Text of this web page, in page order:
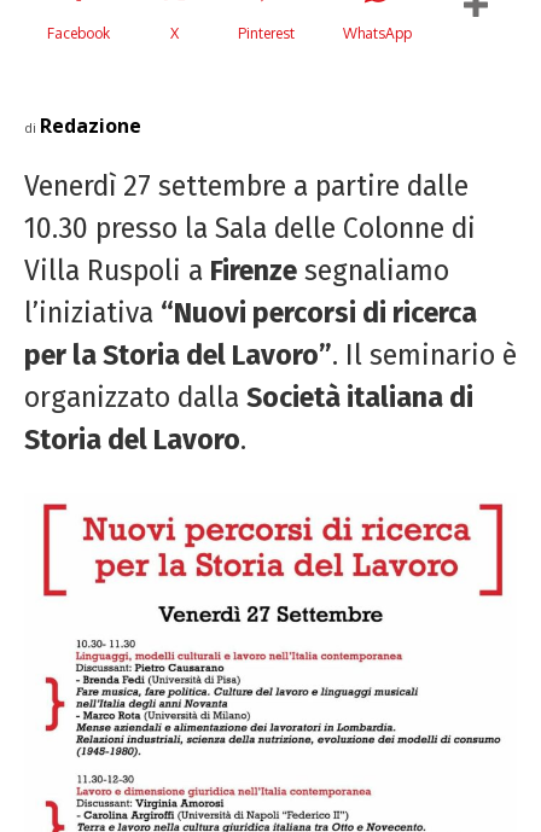
Facebook X Pinterest WhatsApp
di Redazione
Venerdì 27 settembre a partire dalle
10.30 presso la Sala delle Colonne di
Villa Ruspoli a Firenze segnaliamo
l’iniziativa “Nuovi percorsi di ricerca
per la Storia del Lavoro”. Il seminario è
organizzato dalla Società italiana di
Storia del Lavoro.